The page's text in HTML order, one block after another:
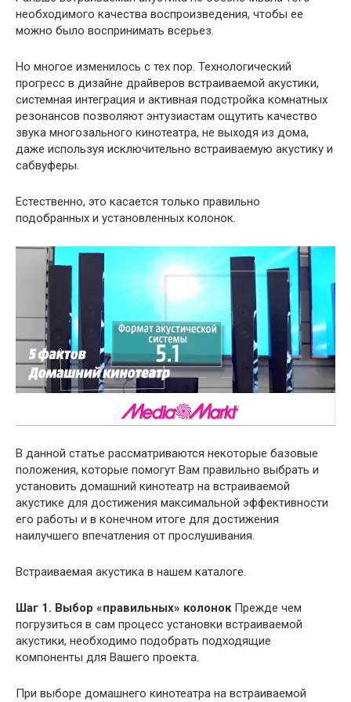
необходимого качества воспроизведения, чтобы ее
можно было воспринимать всерьез.
Но многое изменилось с тех пор. Технологический
прогресс в дизайне драйверов встраиваемой акустики,
системная интеграция и активная подстройка комнатных
резонансов позволяют энтузиастам ощутить качество
звука многозального кинотеатра, не выходя из дома,
даже используя исключительно встраиваемую акустику и
сабвуферы.
Естественно, это касается только правильно
подобранных и установленных колонок.
В данной статье рассматриваются некоторые базовые
положения, которые помогут Вам правильно выбрать и
установить домашний кинотеатр на встраиваемой
акустике для достижения максимальной эффективности
его работы и в конечном итоге для достижения
наилучшего впечатления от прослушивания.
Встраиваемая акустика в нашем каталоге.
Шаг 1. Выбор «правильных» колонокПрежде чем
погрузиться в сам процесс установки встраиваемой
акустики, необходимо подобрать подходящие
компоненты для Вашего проекта.
При выборе домашнего кинотеатра на встраиваемой